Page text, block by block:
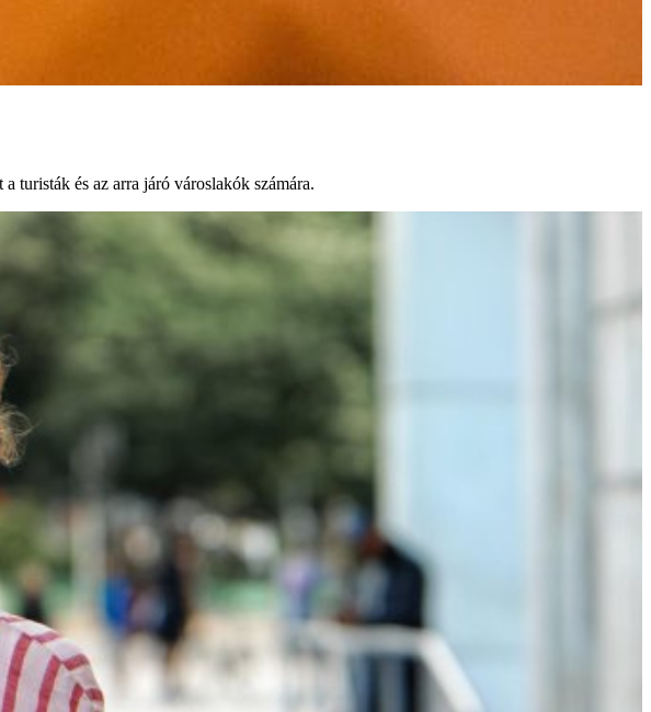
turisták és az arra járó városlakók számára.